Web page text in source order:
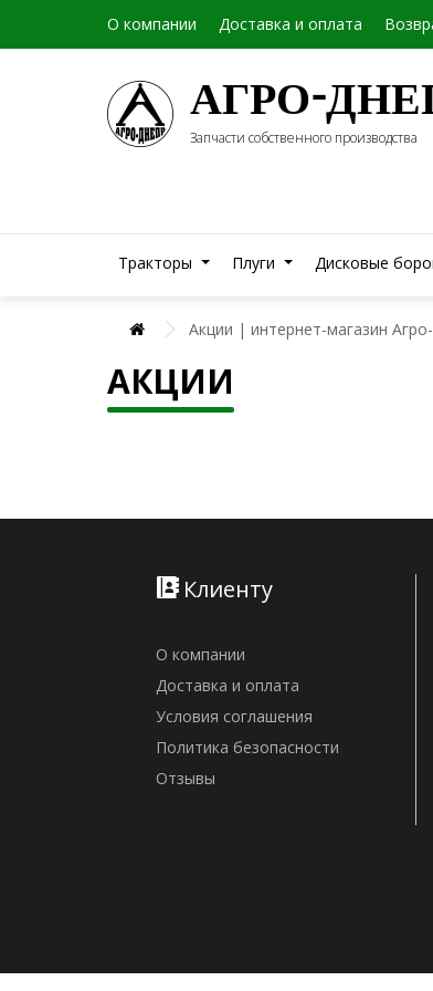
О компании Доставка и оплата
АГРО-
Запчасти собственного производства
Тракторы Плуги Дисковые
Акции | интернет-магазин
АКЦИИ
Клиенту
О компании
Доставка и оплата
Условия соглашения
Политика безопасности
Отзывы